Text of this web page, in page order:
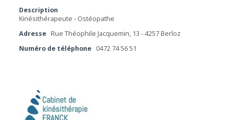
Description
Kinésithérapeute - Ostéopathe
Adresse Rue Théophile Jacquemin, 13 - 4257 Berloz
Numéro de téléphone 0472 74 56 51